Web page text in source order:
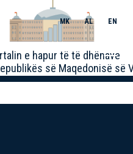
e hapur të të dhënave
së Maqedonisë së
MK AL EN
Toggle